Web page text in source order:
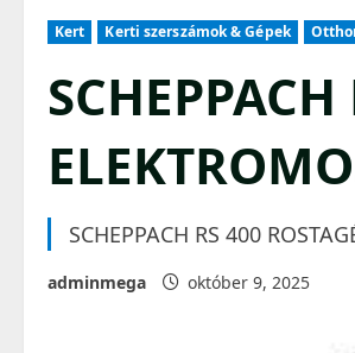
Kert Kerti szerszámok & Gépek
SCHEPPACH RS 400
adminmega október 9, 2025